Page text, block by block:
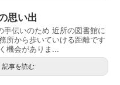
思い出
手伝いのため 近所の図書館に
所から歩いていける距離です
機会がありま...
記事を読む